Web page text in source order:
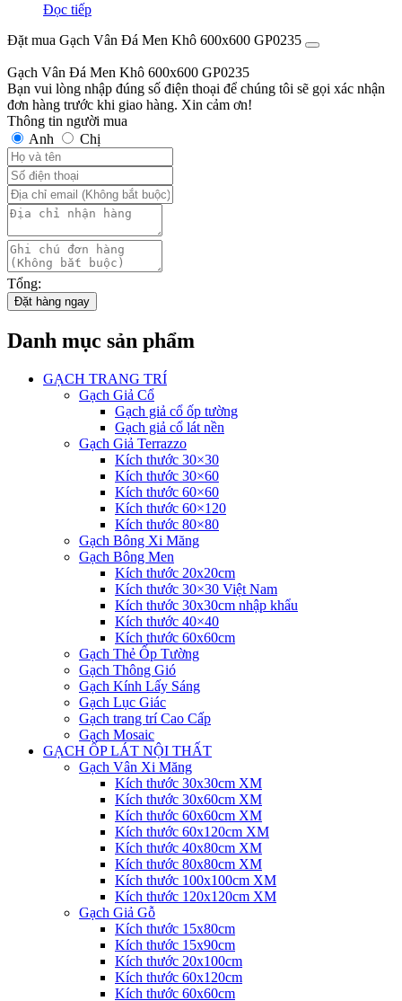
Đọc tiếp
Đặt mua Gạch Vân Đá Men Khô 600x600 GP0235
Gạch Vân Đá Men Khô 600x600 GP0235
Bạn vui lòng nhập đúng số điện thoại để chúng tôi sẽ gọi xác nhận
đơn hàng trước khi giao hàng. Xin cảm ơn!
Thông tin người mua
Anh
Chị
Tổng:
Đặt hàng ngay
Danh mục sản phẩm
GẠCH TRANG TRÍ
Gạch Giả Cổ
Gạch giả cổ ốp tường
Gạch giả cổ lát nền
Gạch Giả Terrazzo
Kích thước 30×30
Kích thước 30×60
Kích thước 60×60
Kích thước 60×120
Kích thước 80×80
Gạch Bông Xi Măng
Gạch Bông Men
Kích thước 20x20cm
Kích thước 30×30 Việt Nam
Kích thước 30x30cm nhập khẩu
Kích thước 40×40
Kích thước 60x60cm
Gạch Thẻ Ốp Tường
Gạch Thông Gió
Gạch Kính Lấy Sáng
Gạch Lục Giác
Gạch trang trí Cao Cấp
Gạch Mosaic
GẠCH ỐP LÁT NỘI THẤT
Gạch Vân Xi Măng
Kích thước 30x30cm XM
Kích thước 30x60cm XM
Kích thước 60x60cm XM
Kích thước 60x120cm XM
Kích thước 40x80cm XM
Kích thước 80x80cm XM
Kích thước 100x100cm XM
Kích thước 120x120cm XM
Gạch Giả Gỗ
Kích thước 15x80cm
Kích thước 15x90cm
Kích thước 20x100cm
Kích thước 60x120cm
Kích thước 60x60cm